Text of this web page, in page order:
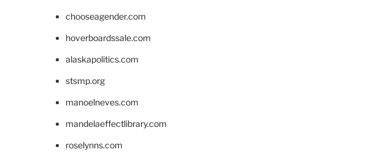
chooseagender.com
hoverboardssale.com
alaskapolitics.com
stsmp.org
manoelneves.com
mandelaeffectlibrary.com
roselynns.com